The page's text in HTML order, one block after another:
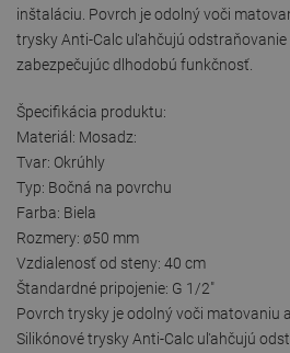
inštaláciu. Povrch je odolný voči
trysky Anti-Calc uľahčujú odstraňovanie
zabezpečujúc dlhodobú funkčnosť.
Špecifikácia produktu:
Materiál: Mosadz:
Tvar: Okrúhly
Typ: Bočná na povrchu
Farba: Biela
Rozmery: ø50 mm
Vzdialenosť od steny: 40 cm
Štandardné pripojenie: G 1/2"
Povrch trysky je odolný voči matovaniu
Silikónové trysky Anti-Calc uľahčujú